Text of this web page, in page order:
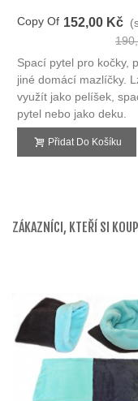
Copy Of
Pytel
3v1
152,00 Kč
Spací pytel pro kočky,
jiné domácí mazlíčky.
využít jako pelíšek,
pytel nebo jako deku.
Přidat Do Košíku
ZÁKAZNÍCI, KTEŘÍ SI